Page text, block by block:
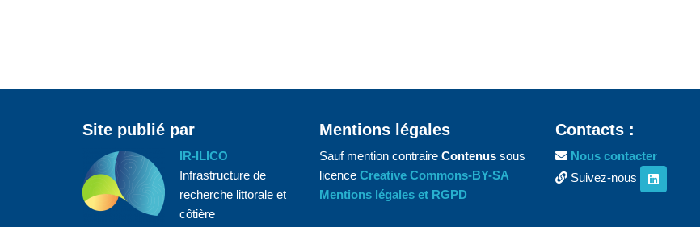
Site publié par
IR-ILICO
Infrastructure de
recherche littorale et
côtière
Mentions légales
Sauf mention contraire Contenussous
licence Creative Commons-BY-SA
Mentions légales et RGPD
Contacts :
Nous contacter
Suivez-nous